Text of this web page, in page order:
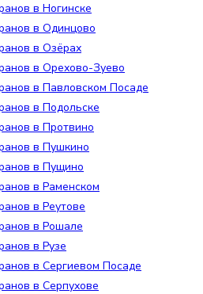
в Ногинске
в Одинцово
в Озёрах
в Орехово-Зуево
в Павловском Посаде
в Подольске
в Протвино
в Пушкино
в Пущино
в Раменском
в Реутове
в Рошале
в Рузе
в Сергиевом Посаде
в Серпухове